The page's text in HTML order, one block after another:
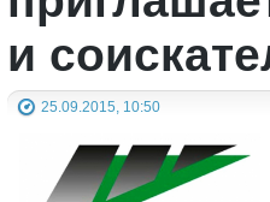
и
25.09.2015, 10:50